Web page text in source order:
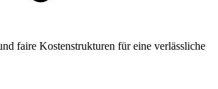
faire Kostenstrukturen für eine verlässliche